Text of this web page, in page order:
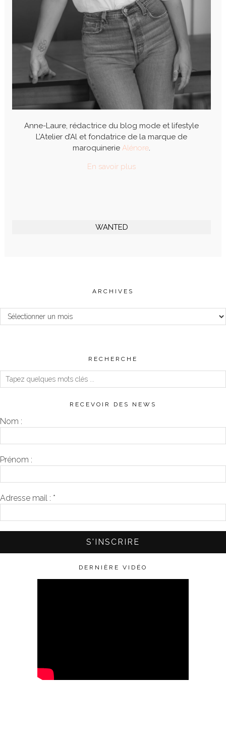
Anne-Laure, rédactrice du blog mode et lifestyle
L’Atelier d’Al et fondatrice de la marque de
maroquinerie Alénore.
En savoir plus
WANTED
ARCHIVES
Archives
RECHERCHE
RECEVOIR DES NEWS
Nom :
Prénom :
Adresse mail : *
DERNIÈRE VIDÉO